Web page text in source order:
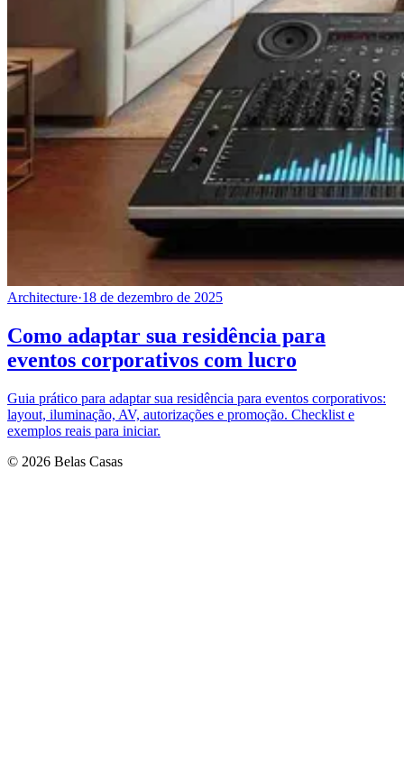
Architecture·18 de dezembro de 2025
Como adaptar sua residência para
eventos corporativos com lucro
Guia prático para adaptar sua residência para eventos corporativos:
layout, iluminação, AV, autorizações e promoção. Checklist e
exemplos reais para iniciar.
© 2026 Belas Casas